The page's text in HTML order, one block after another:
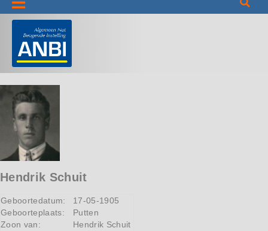
Informatie
Hendrik Schuit
Geboortedatum:
17-05-1905
Geboorteplaats:
Putten
Zoon van:
Hendrik Schuit